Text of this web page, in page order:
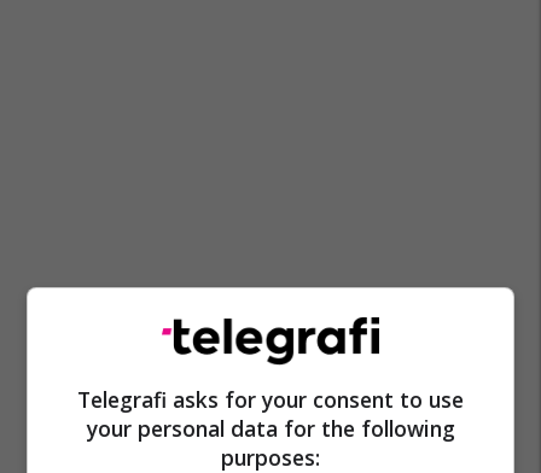
Telegrafi asks for your consent to use
your personal data for the following
purposes: